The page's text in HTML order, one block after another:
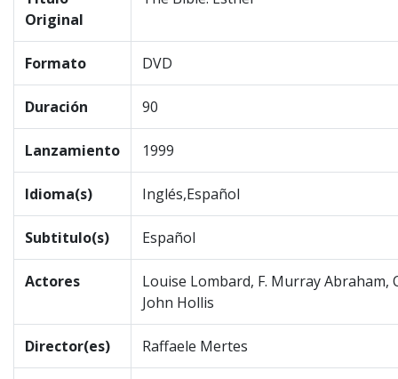
Original
Formato DVD
Duración 90
Lanzamiento 1999
Idioma(s) Inglés,Español
Subtitulo(s) Español
Actores
Louise Lombard, F. Murray
John Hollis
Director(es) Raffaele Mertes